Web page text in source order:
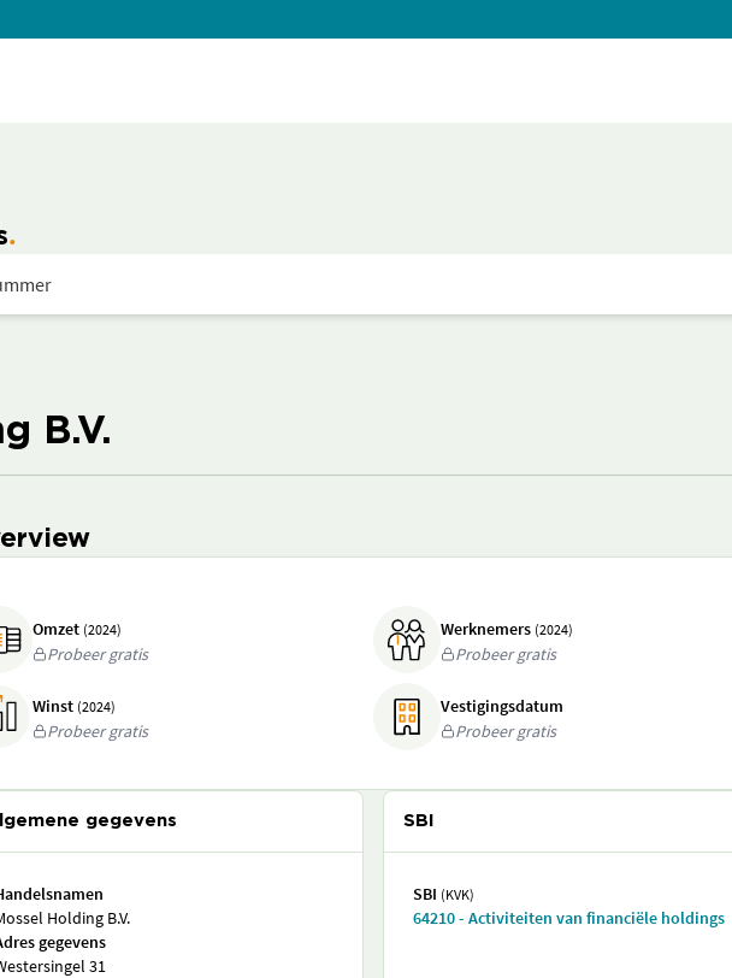
B.V.
Omzet (2024)
Probeer gratis
Werknemers (2024)
Probeer gratis
Winst (2024)
Probeer gratis
Vestigingsdatum
Probeer gratis
gegevens
Holding B.V.
gegevens
31
SBI
SBI (KVK)
64210 - Activiteiten van financiële holdings